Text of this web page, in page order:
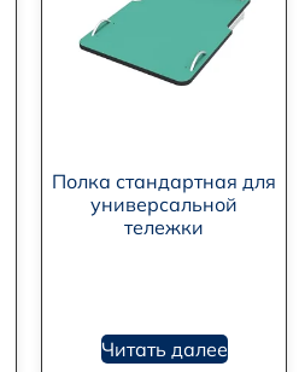
Полка стандартная для
универсальной
тележки
Читать далее